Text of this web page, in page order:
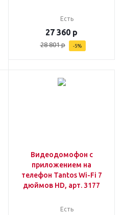
Есть
27 360 р
28 801р -5%
Видеодомофон с
приложением на
телефон Tantos Wi-Fi 7
дюймов HD, арт. 3177
Есть